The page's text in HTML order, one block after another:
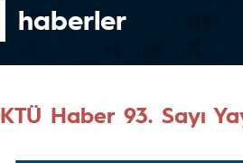
haberler
KTÜ Haber 93. Sayı